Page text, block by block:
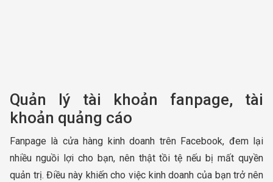
Quản lý tài khoản fanpage, tài
khoản quảng cáo
Fanpage là cửa hàng kinh doanh trên Facebook, đem lại
nhiều nguồi lợi cho bạn, nên thật tồi tệ nếu bị mất quyền
quản trị. Điều này khiến cho việc kinh doanh của bạn trở nên